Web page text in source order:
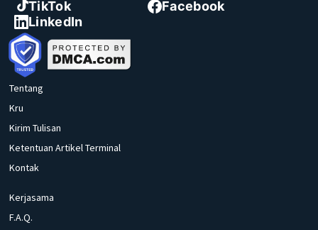
TikTok
Facebook
LinkedIn
Tentang
Kru
Kirim Tulisan
Ketentuan Artikel Terminal
Kontak
Kerjasama
F.A.Q.